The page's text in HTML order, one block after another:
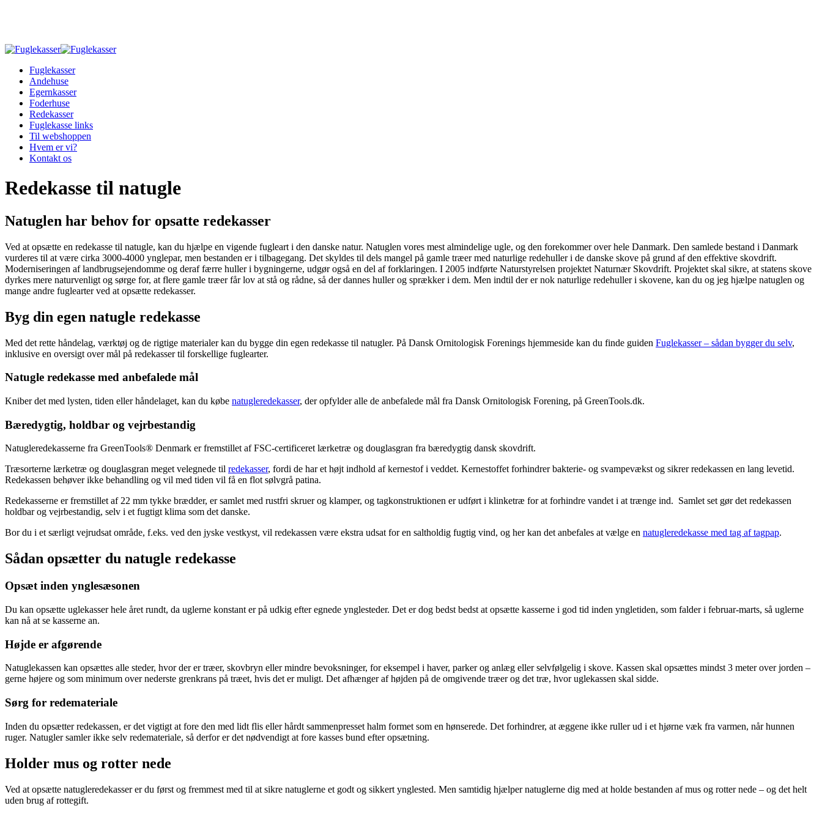
content
Fuglekasser
Andehuse
Egernkasser
Foderhuse
Redekasser
Fuglekasse links
Til webshoppen
Hvem er vi?
Kontakt os
Redekasse til natugle
Natuglen har behov for opsatte redekasser
Ved at opsætte en redekasse til natugle, kan du hjælpe en vigende fugleart i den danske natur. Natuglen vores mest almindelige ugle, og den forekommer over hele Danmark. Den samlede bestand i Danmark
vurderes til at være cirka 3000-4000 ynglepar, men bestanden er i tilbagegang. Det skyldes til dels mangel på gamle træer med naturlige redehuller i de danske skove på grund af den effektive skovdrift.
Moderniseringen af landbrugsejendomme og deraf færre huller i bygningerne, udgør også en del af forklaringen. I 2005 indførte Naturstyrelsen projektet Naturnær Skovdrift. Projektet skal sikre, at statens skove
dyrkes mere naturvenligt og sørge for, at flere gamle træer får lov at stå og rådne, så der dannes huller og sprækker i dem. Men indtil der er nok naturlige redehuller i skovene, kan du og jeg hjælpe natuglen og
mange andre fuglearter ved at opsætte redekasser.
Byg din egen natugle redekasse
Med det rette håndelag, værktøj og de rigtige materialer kan du bygge din egen redekasse til natugler. På Dansk Ornitologisk Forenings hjemmeside kan du finde guiden Fuglekasser – sådan bygger du selv,
inklusive en oversigt over mål på redekasser til forskellige fuglearter.
Natugle redekasse med anbefalede mål
Kniber det med lysten, tiden eller håndelaget, kan du købe natugleredekasser, der opfylder alle de anbefalede mål fra Dansk Ornitologisk Forening, på GreenTools.dk.
Bæredygtig, holdbar og vejrbestandig
Natugleredekasserne fra GreenTools® Denmark er fremstillet af FSC-certificeret lærketræ og douglasgran fra bæredygtig dansk skovdrift.
Træsorterne lærketræ og douglasgran meget velegnede til redekasser, fordi de har et højt indhold af kernestof i veddet. Kernestoffet forhindrer bakterie- og svampevækst og sikrer redekassen en lang levetid.
Redekassen behøver ikke behandling og vil med tiden vil få en flot sølvgrå patina.
Redekasserne er fremstillet af 22 mm tykke brædder, er samlet med rustfri skruer og klamper, og tagkonstruktionen er udført i klinketræ for at forhindre vandet i at trænge ind. Samlet set gør det redekassen
holdbar og vejrbestandig, selv i et fugtigt klima som det danske.
Bor du i et særligt vejrudsat område, f.eks. ved den jyske vestkyst, vil redekassen være ekstra udsat for en saltholdig fugtig vind, og her kan det anbefales at vælge en natugleredekasse med tag af tagpap.
Sådan opsætter du natugle redekasse
Opsæt inden ynglesæsonen
Du kan opsætte uglekasser hele året rundt, da uglerne konstant er på udkig efter egnede ynglesteder. Det er dog bedst bedst at opsætte kasserne i god tid inden yngletiden, som falder i februar-marts, så uglerne
kan nå at se kasserne an.
Højde er afgørende
Natuglekassen kan opsættes alle steder, hvor der er træer, skovbryn eller mindre bevoksninger, for eksempel i haver, parker og anlæg eller selvfølgelig i skove. Kassen skal opsættes mindst 3 meter over jorden –
gerne højere og som minimum over nederste grenkrans på træet, hvis det er muligt. Det afhænger af højden på de omgivende træer og det træ, hvor uglekassen skal sidde.
Sørg for redemateriale
Inden du opsætter redekassen, er det vigtigt at fore den med lidt flis eller hårdt sammenpresset halm formet som en hønserede. Det forhindrer, at æggene ikke ruller ud i et hjørne væk fra varmen, når hunnen
ruger. Natugler samler ikke selv redemateriale, så derfor er det nødvendigt at fore kasses bund efter opsætning.
Holder mus og rotter nede
Ved at opsætte natugleredekasser er du først og fremmest med til at sikre natuglerne et godt og sikkert ynglested. Men samtidig hjælper natuglerne dig med at holde bestanden af mus og rotter nede – og det helt
uden brug af rottegift.